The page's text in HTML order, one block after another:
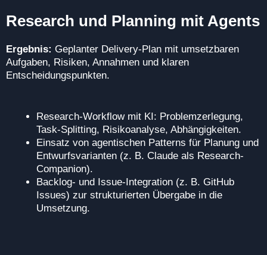
Research und Planning mit Agents
Ergebnis: Geplanter Delivery-Plan mit umsetzbaren
Aufgaben, Risiken, Annahmen und klaren
Entscheidungspunkten.
Research-Workflow mit KI: Problemzerlegung,
Task-Splitting, Risikoanalyse, Abhängigkeiten.
Einsatz von agentischen Patterns für Planung und
Entwurfsvarianten (z. B. Claude als Research-
Companion).
Backlog- und Issue-Integration (z. B. GitHub
Issues) zur strukturierten Übergabe in die
Umsetzung.